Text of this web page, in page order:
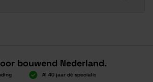
bouwend Nederland.
Al 40 jaar dé specialist